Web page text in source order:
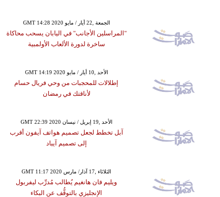
GMT 14:28 2020 الجمعة ,22 أيار / مايو
"المراسلين الأجانب" في اليابان يسحب محاكاة
ساخرة لدورة الألعاب الأولمبية
GMT 14:19 2020 الأحد ,10 أيار / مايو
إطلالات للمحجبات من وحي فريال حسام
لأناقتك في رمضان
GMT 22:39 2020 الأحد ,19 إبريل / نيسان
آبل تخطط لجعل تصميم هواتف آيفون أقرب
إلى تصميم آيباد
GMT 11:17 2020 الثلاثاء ,17 آذار/ مارس
ويليم فان هانغيم يُطالب مُدرِّب ليفربول
الإنجليزي بالتوقُّف عن البكاء